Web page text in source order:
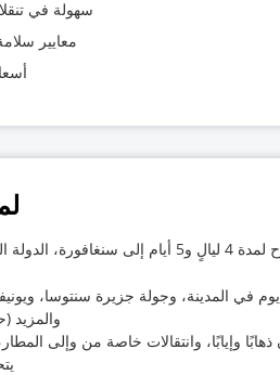
سهولة في
معايير
انضم إلينا في رحلة شيقة ومليئة بالمرح لمدة 4 ليالٍ و5 أيام
في المدينة، وجولة جزيرة سنتوسا،
والمزيد
وإيابًا، وانتقالات خاصة من وإلى